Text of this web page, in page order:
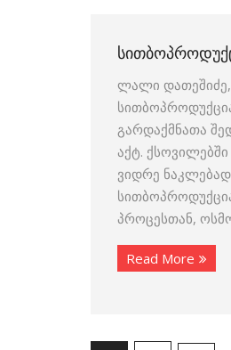
ლალი დათეშიძე,
გარდაქმნათა
აქტ.
ვიდრე
პროცესთან,
Read More